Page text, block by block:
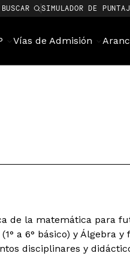
BUSCAR SIMULADOR DE
Vías de Admisión
de la matemática para
a 6° básico) y Álgebra
disciplinares y